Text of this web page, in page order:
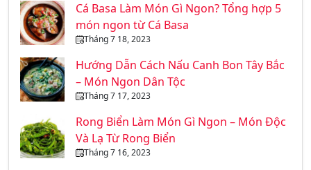
Cá Basa Làm Món Gì Ngon? Tổng hợp 5
món ngon từ Cá Basa
Tháng 7 18, 2023
Hướng Dẫn Cách Nấu Canh Bon Tây Bắc
– Món Ngon Dân Tộc
Tháng 7 17, 2023
Rong Biển Làm Món Gì Ngon – Món Độc
Và Lạ Từ Rong Biển
Tháng 7 16, 2023